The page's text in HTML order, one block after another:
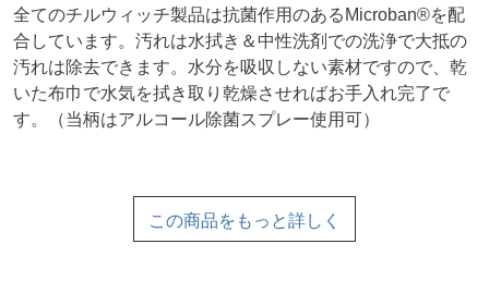
全てのチルウィッチ製品は抗菌作用のあるMicroban®を配
合しています。汚れは水拭き＆中性洗剤での洗浄で大抵の
汚れは除去できます。水分を吸収しない素材ですので、乾
いた布巾で水気を拭き取り乾燥させればお手入れ完了で
す。
当柄はアルコール除菌スプレー使用可
この商品をもっと詳しく